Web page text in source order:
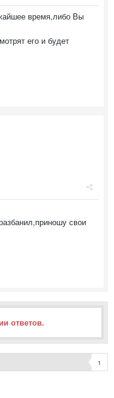
время,либо Вы
его и будет
свои
ответов.
1